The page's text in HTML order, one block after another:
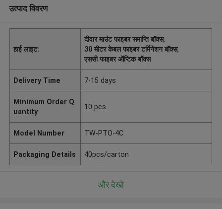
उत्पाद विवरण
हाई लाइट:
दीवार माउंट फाइबर समाप्ति बॉक्स,
30 मीटर केबल फाइबर टर्मिनेशन बॉक्स,
एससी फाइबर ऑप्टिक बॉक्स
Delivery Time 7-15 days
Minimum Order Q
uantity
10 pcs
Model Number TW-PTO-4C
Packaging Details 40pcs/carton
और देखो